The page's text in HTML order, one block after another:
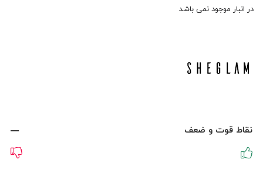
در انبار موجود نمی باشد
نقاط قوت و ضعف